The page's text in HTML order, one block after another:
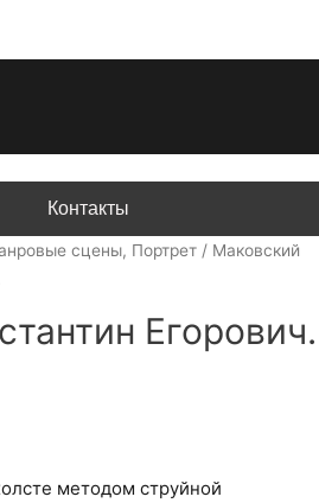
Контакты
сцены, Портрет/ Маковский
Егорович.
методом струйной